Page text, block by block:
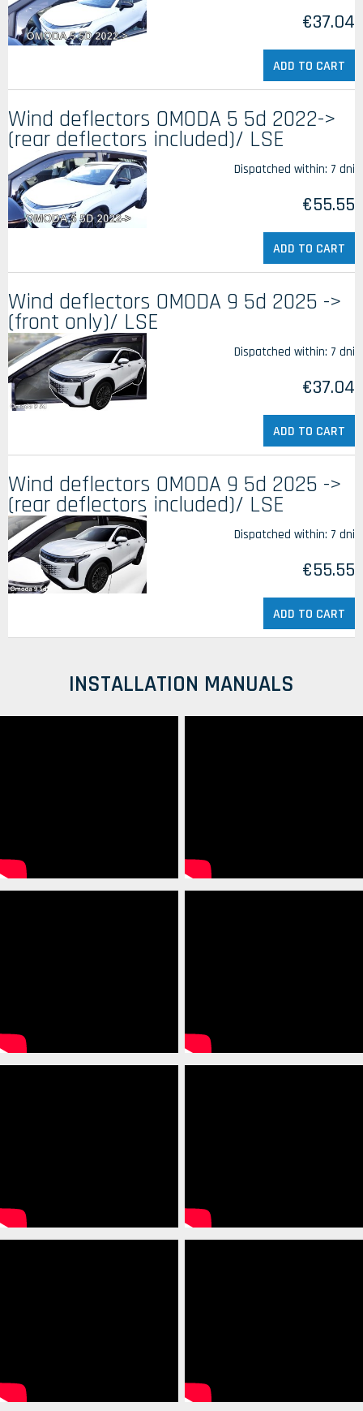
€37.04
ADD TO CART
Wind deflectors OMODA 5 5d 2022->
(rear deflectors included)/ LSE
Dispatched within: 7 dni
€55.55
ADD TO CART
Wind deflectors OMODA 9 5d 2025 ->
(front only)/ LSE
Dispatched within: 7 dni
€37.04
ADD TO CART
Wind deflectors OMODA 9 5d 2025 ->
(rear deflectors included)/ LSE
Dispatched within: 7 dni
€55.55
ADD TO CART
INSTALLATION MANUALS